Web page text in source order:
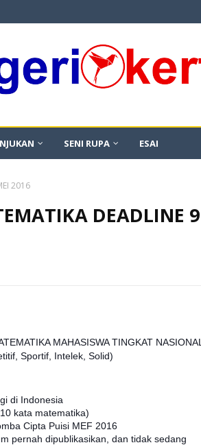
SENI RUPA ESAI
2016
DEADLINE 9
MAHASISWA TINGKAT NASIONAL
Sportif, Intelek, Solid)
di Indonesia
kata matematika)
Cipta Puisi MEF 2016
pernah dipublikasikan, dan tidak sedang